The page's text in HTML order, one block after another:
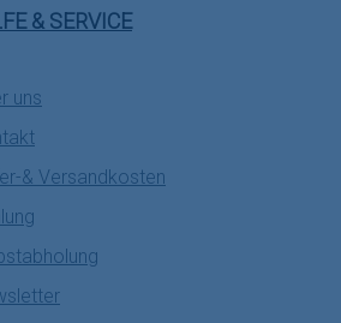
& SERVICE
uns
& Versandkosten